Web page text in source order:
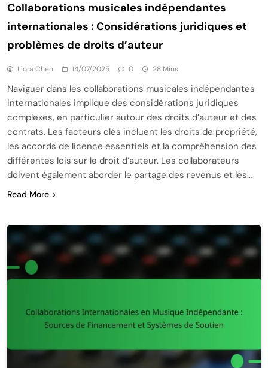
Collaborations musicales indépendantes
internationales : Considérations juridiques et
problèmes de droits d’auteur
Liora Chen 14/07/2025 0 28 Mins
Naviguer dans les collaborations musicales indépendantes
internationales implique des considérations juridiques
complexes, en particulier autour des droits d’auteur et des
contrats. Les facteurs clés incluent les droits de propriété,
les accords de licence essentiels et la compréhension des
différentes lois sur le droit d’auteur. Les collaborateurs
doivent également aborder le partage des revenus et les…
Read More